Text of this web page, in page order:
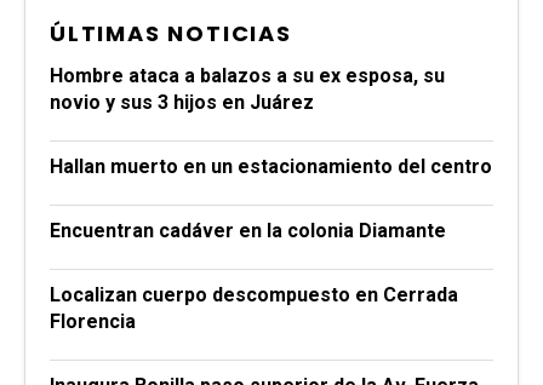
ÚLTIMAS NOTICIAS
Hombre ataca a balazos a su ex esposa, su
novio y sus 3 hijos en Juárez
Hallan muerto en un estacionamiento del centro
Encuentran cadáver en la colonia Diamante
Localizan cuerpo descompuesto en Cerrada
Florencia